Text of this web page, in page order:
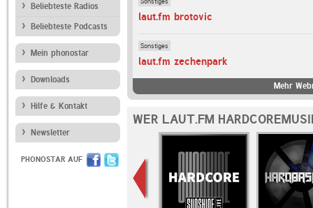
Beliebteste Radios
Beliebteste Podcasts
Mein phonostar
Downloads
Hilfe & Kontakt
Newsletter
PHONOSTAR AUF
laut.fm brotovic
Sonstiges
laut.fm zechenpark
Mehr
WER LAUT.FM